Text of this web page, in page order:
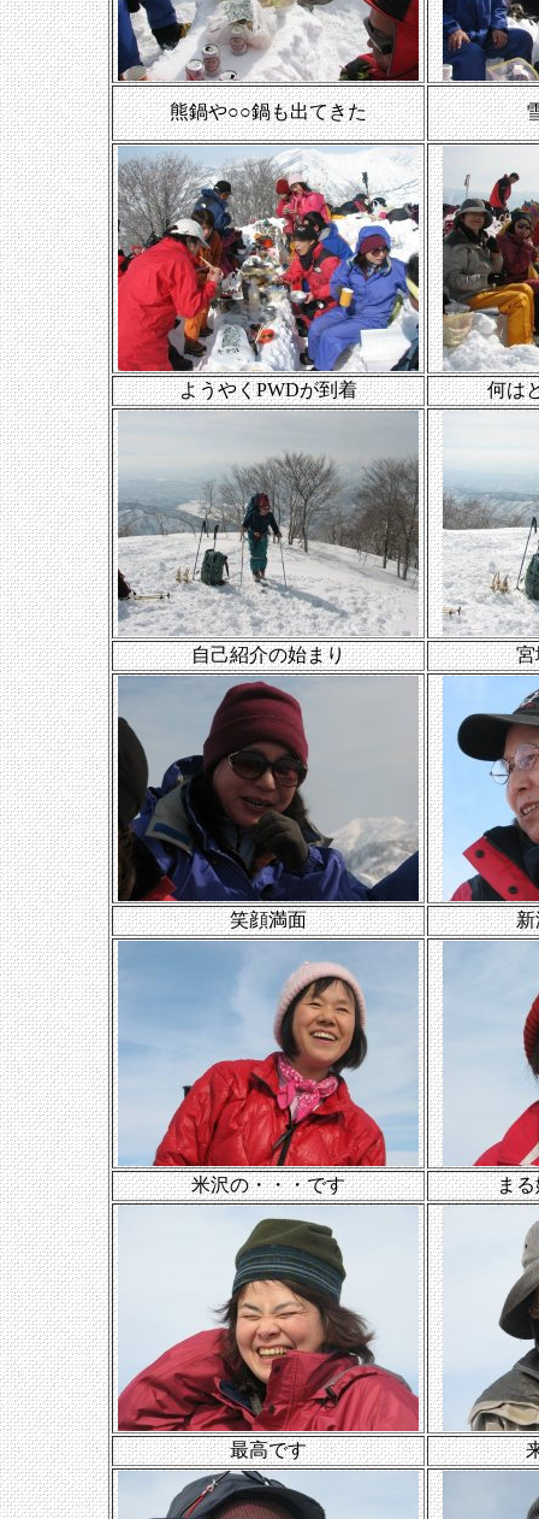
熊鍋や○○鍋も出てきた
ようやくPWDが到着 何は
自己紹介の始まり 宮
笑顔満面 新
米沢の・・・です ま
最高です